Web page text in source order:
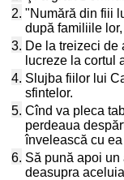
2. "Numără din fiii
după familiile
3. De la treizeci de
lucreze la cortul
4. Slujba fiilor lui
sfintelor.
5. Cînd va pleca
perdeaua
învelească cu
6. Să pună apoi
deasupra